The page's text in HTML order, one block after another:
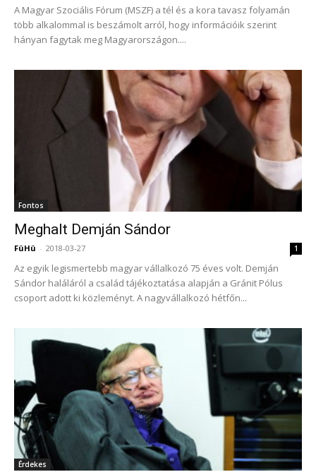
A Magyar Szociális Fórum (MSZF) a tél és a kora tavasz folyamán
több alkalommal is beszámolt arról, hogy információik szerint
hányan fagytak meg Magyarországon....
Fontos
Meghalt Demján Sándor
FüHü - 2018-03-27 1
Az egyik legismertebb magyar vállalkozó 75 éves volt. Demján
Sándor haláláról a család tájékoztatása alapján a Gránit Pólus
csoport adott ki közleményt. A nagyvállalkozó hétfőn...
Érdekes